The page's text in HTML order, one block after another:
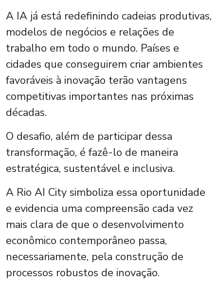
A IA já está redefinindo cadeias produtivas,
modelos de negócios e relações de
trabalho em todo o mundo. Países e
cidades que conseguirem criar ambientes
favoráveis à inovação terão vantagens
competitivas importantes nas próximas
décadas.
O desafio, além de participar dessa
transformação, é fazê-lo de maneira
estratégica, sustentável e inclusiva.
A Rio AI City simboliza essa oportunidade
e evidencia uma compreensão cada vez
mais clara de que o desenvolvimento
econômico contemporâneo passa,
necessariamente, pela construção de
processos robustos de inovação.